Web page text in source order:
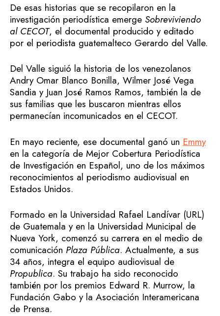
De esas historias que se recopilaron en la
investigación periodística emerge Sobreviviendo
al CECOT, el documental producido y editado
por el periodista guatemalteco Gerardo del Valle.
Del Valle siguió la historia de los venezolanos
Andry Omar Blanco Bonilla, Wilmer José Vega
Sandia y Juan José Ramos Ramos, también la de
sus familias que les buscaron mientras ellos
permanecían incomunicados en el CECOT.
En mayo reciente, ese documental ganó un Emmy
en la categoría de Mejor Cobertura Periodística
de Investigación en Español, uno de los máximos
reconocimientos al periodismo audiovisual en
Estados Unidos.
Formado en la Universidad Rafael Landívar (URL)
de Guatemala y en la Universidad Municipal de
Nueva York, comenzó su carrera en el medio de
comunicación Plaza Pública. Actualmente, a sus
34 años, integra el equipo audiovisual de
Propublica. Su trabajo ha sido reconocido
también por los premios Edward R. Murrow, la
Fundación Gabo y la Asociación Interamericana
de Prensa.